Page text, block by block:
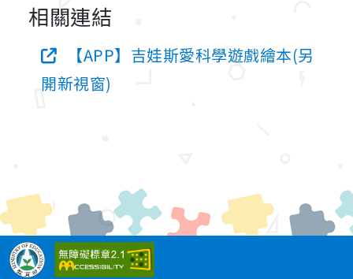
相關連結
【APP】吉娃斯愛科學遊戲繪本(另
開新視窗)